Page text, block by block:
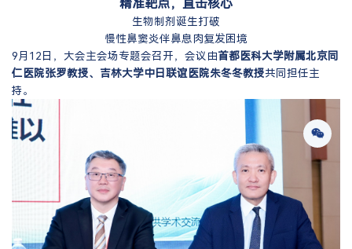
精准靶点，直击核心
生物制剂诞生打破
慢性鼻窦炎伴鼻息肉复发困境
9月12日，大会主会场专题会召开，会议由首都医科大学附属北京同
仁医院张罗教授、吉林大学中日联谊医院朱冬冬教授共同担任主
持。